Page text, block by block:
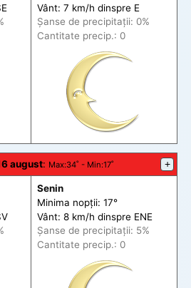
Vânt: 7 km/h dinspre E
Șanse de precipitații: 0%
Cantitate precip.: 0
august: Max:34˚ - Min:17˚ +
Senin
Minima nopții: 17°
Vânt: 8 km/h dinspre ENE
Șanse de precipitații: 5%
Cantitate precip.: 0